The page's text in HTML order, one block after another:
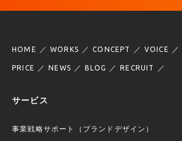
HOME WORKS CONCEPT VOICE
PRICE NEWS BLOG RECRUIT
サービス
事業戦略サポート（ブランドデザイン）